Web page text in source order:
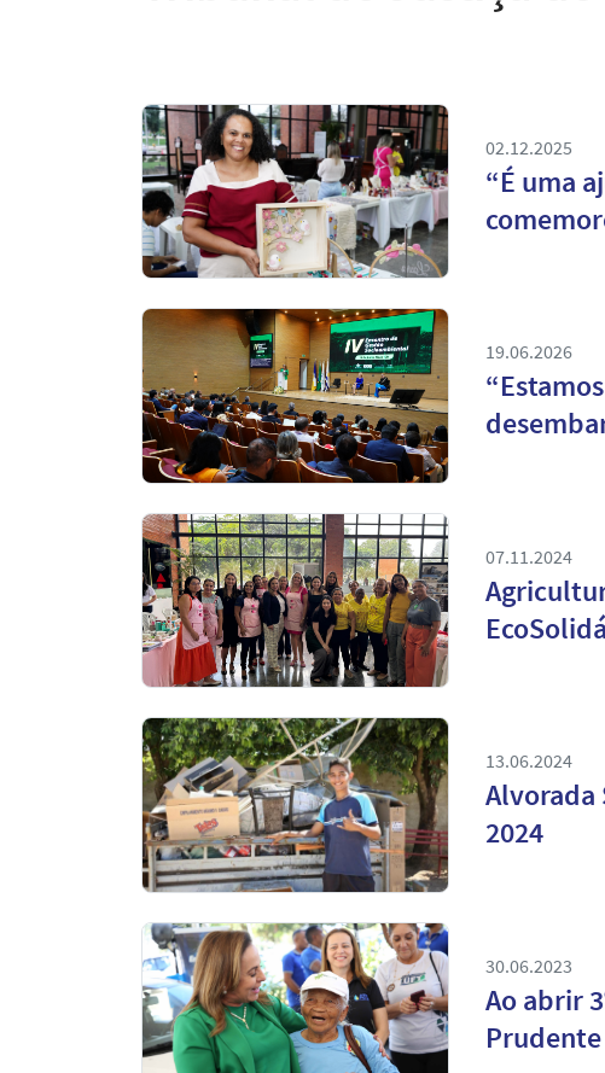
02.12.2025
“É uma
19.06.2026
07.11.2024
13.06.2024
Alvorada
2024
30.06.2023
Ao abrir